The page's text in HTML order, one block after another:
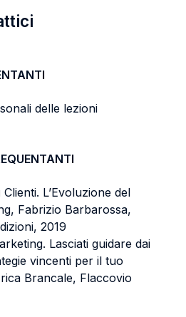
delle lezioni
L’Evoluzione del
Fabrizio Barbarossa,
2019
Lasciati guidare dai
vincenti per il tuo
Brancale, Flaccovio